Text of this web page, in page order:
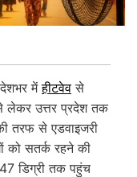
देशभर मेंहीटवेव से
से लेकर उत्तर प्रदेश तक
तरफ से एडवाइजरी
को सतर्क रहने की
डिग्री तक पहुंच